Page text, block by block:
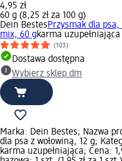
4,95 zł
60 g (8,25 zł za 100 g)
Dein BestesPrzysmak dla
mix, 60 gkarma uzupełniająca
(103)
Dostawa dostępna
Wybierz sklep dm
Marka: Dein Bestes; Nazwa
dla psa z wołowiną, 12 g;
karma uzupełniająca; Cena: